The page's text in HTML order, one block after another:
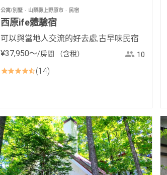
公寓/別墅 山梨縣上野原市 民宿
西原ife體驗宿
可以與當地人交流的好去處,古早味民宿
¥37,950〜/房間 （含稅） 10
14